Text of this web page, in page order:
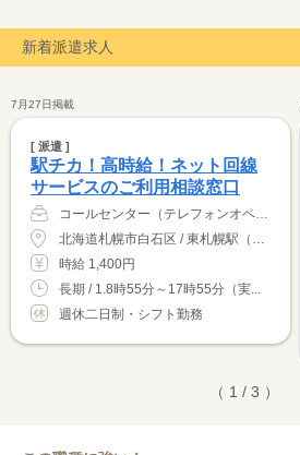
新着派遣求人
7月27日掲載
[ 派遣 ]
駅チカ！高時給！ネット回線
サービスのご利用相談窓口
コールセンター（テレフォンオペレーター）
北海道札幌市白石区 / 東札幌駅（徒歩3分）
時給 1,400円
長期 / 1.8時55分～17時55分（実...
週休二日制・シフト勤務
（ 1 / 3 ）